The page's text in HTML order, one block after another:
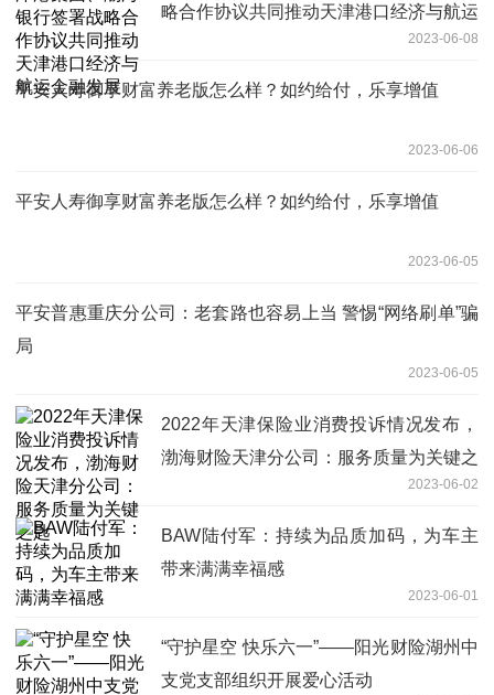
略合作协议共同推动天津港口经济与航运
2023-06-08
平安人寿御享财富养老版怎么样？如约给付，乐享增值
2023-06-06
平安人寿御享财富养老版怎么样？如约给付，乐享增值
2023-06-05
平安普惠重庆分公司：老套路也容易上当 警惕“网络刷单”骗
局
2023-06-05
2022年天津保险业消费投诉情况发布，
渤海财险天津分公司：服务质量为关键之
2023-06-02
BAW陆付军：持续为品质加码，为车主
带来满满幸福感
2023-06-01
“守护星空 快乐六一”——阳光财险湖州中
支党支部组织开展爱心活动